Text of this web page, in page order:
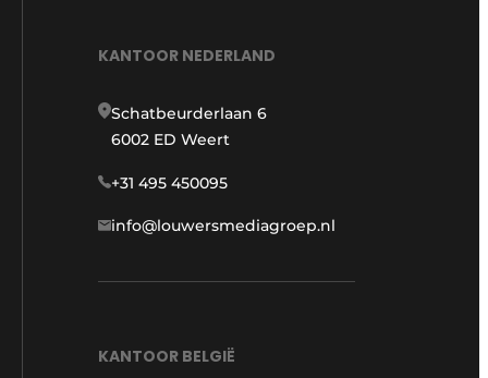
KANTOOR NEDERLAND
Schatbeurderlaan 6
6002 ED Weert
+31 495 450095
info@louwersmediagroep.nl
KANTOOR BELGIË